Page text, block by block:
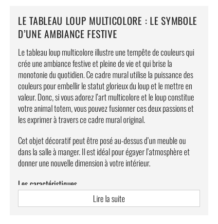
LE TABLEAU LOUP MULTICOLORE : LE SYMBOLE
D’UNE AMBIANCE FESTIVE
Le tableau loup multicolore illustre une tempête de couleurs qui
crée une ambiance festive et pleine de vie et qui brise la
monotonie du quotidien. Ce cadre mural utilise la puissance des
couleurs pour embellir le statut glorieux du loup et le mettre en
valeur. Donc, si vous adorez l’art multicolore et le loup constitue
votre animal totem, vous pouvez fusionner ces deux passions et
les exprimer à travers ce cadre mural original.
Cet objet décoratif peut être posé au-dessus d’un meuble ou
dans la salle à manger. Il est idéal pour égayer l’atmosphère et
donner une nouvelle dimension à votre intérieur.
Les caractéristiques
Une Impression Haute Définition de référence mondiale
Lire la suite